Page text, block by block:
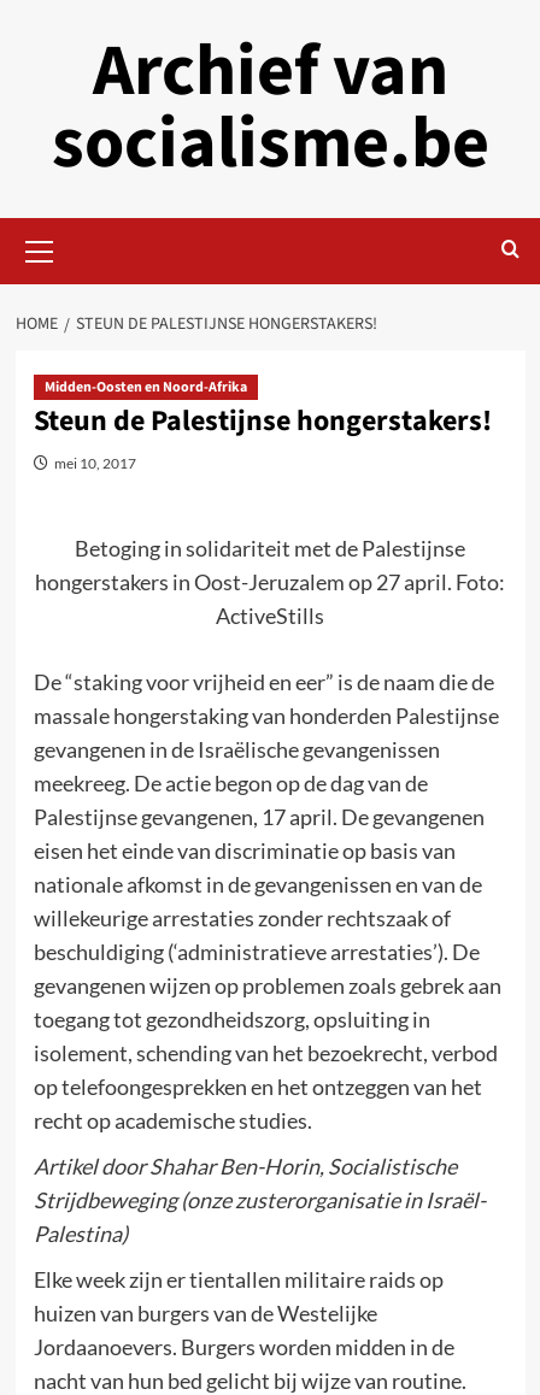
Archief van
socialisme.be
Menu
HOME STEUN DE PALESTIJNSE HONGERSTAKERS!
Midden-Oosten en Noord-Afrika
Steun de Palestijnse hongerstakers!
mei 10, 2017
Betoging in solidariteit met de Palestijnse
hongerstakers in Oost-Jeruzalem op 27 april. Foto:
ActiveStills
De “staking voor vrijheid en eer” is de naam die de
massale hongerstaking van honderden Palestijnse
gevangenen in de Israëlische gevangenissen
meekreeg. De actie begon op de dag van de
Palestijnse gevangenen, 17 april. De gevangenen
eisen het einde van discriminatie op basis van
nationale afkomst in de gevangenissen en van de
willekeurige arrestaties zonder rechtszaak of
beschuldiging (‘administratieve arrestaties’). De
gevangenen wijzen op problemen zoals gebrek aan
toegang tot gezondheidszorg, opsluiting in
isolement, schending van het bezoekrecht, verbod
op telefoongesprekken en het ontzeggen van het
recht op academische studies.
Artikel door Shahar Ben-Horin, Socialistische
Strijdbeweging (onze zusterorganisatie in Israël-
Palestina)
Elke week zijn er tientallen militaire raids op
huizen van burgers van de Westelijke
Jordaanoevers. Burgers worden midden in de
nacht van hun bed gelicht bij wijze van routine.